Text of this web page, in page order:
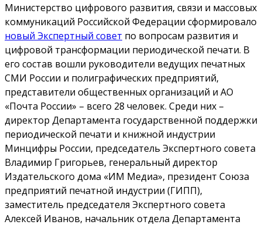
Министерство цифрового развития, связи и массовых
коммуникаций Российской Федерации сформировало
новый Экспертный совет по вопросам развития и
цифровой трансформации периодической печати. В
его состав вошли руководители ведущих печатных
СМИ России и полиграфических предприятий,
представители общественных организаций и АО
«Почта России» – всего 28 человек. Среди них –
директор Департамента государственной поддержки
периодической печати и книжной индустрии
Минцифры России, председатель Экспертного совета
Владимир Григорьев, генеральный директор
Издательского дома «ИМ Медиа», президент Союза
предприятий печатной индустрии (ГИПП),
заместитель председателя Экспертного совета
Алексей Иванов, начальник отдела Департамента